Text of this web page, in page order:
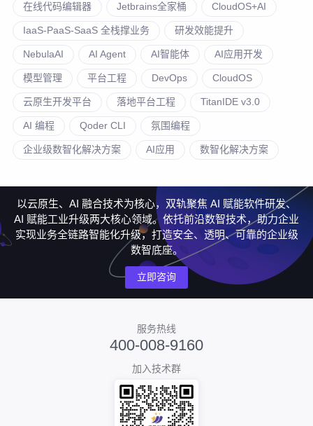
在线代码编辑器 Jetbrains全家桶 CloudOS+AI
IaaS-PaaS-SaaS 全栈撑业务 研发效能提升
NebulaAI AI Agent AI智能体 AI应用开发
模型管理 平台工程 DevOps CloudOS
云原生开发平台 落地平台工程 TitanIDE v3.0
AI 编程 Qoder CLI 氛围编程
企业级数智化解决方案 AI应用 数智化解决方案
以云原生、AI 融合技术为核心，双轨聚焦 AI 赋能软件研发、
AI 赋能工业升级两大核心领域。依托前沿数智技术，助力企业
实现业务全链路智能化升级，打造安全、透明、可靠的企业级
数智底座。
立即咨询
服务热线
400-008-9160
加入技术群